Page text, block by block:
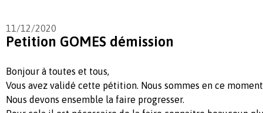
11/12/2020
Petition GOMES démission
Bonjour à toutes et tous,
Vous avez validé cette pétition. Nous sommes en ce
Nous devons ensemble la faire progresser.